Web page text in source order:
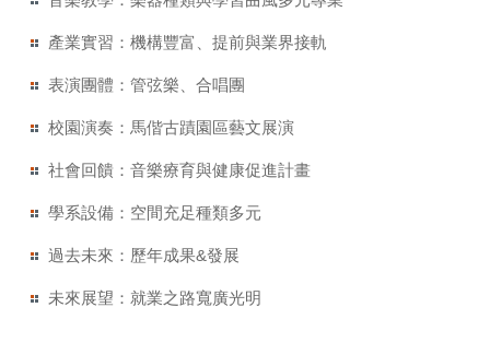
產業實習：機構豐富、提前與業界接軌
表演團體：管弦樂、合唱團
校園演奏：馬偕古蹟園區藝文展演
社會回饋：音樂療育與健康促進計畫
學系設備：空間充足種類多元
過去未來：歷年成果&發展
未來展望：就業之路寬廣光明